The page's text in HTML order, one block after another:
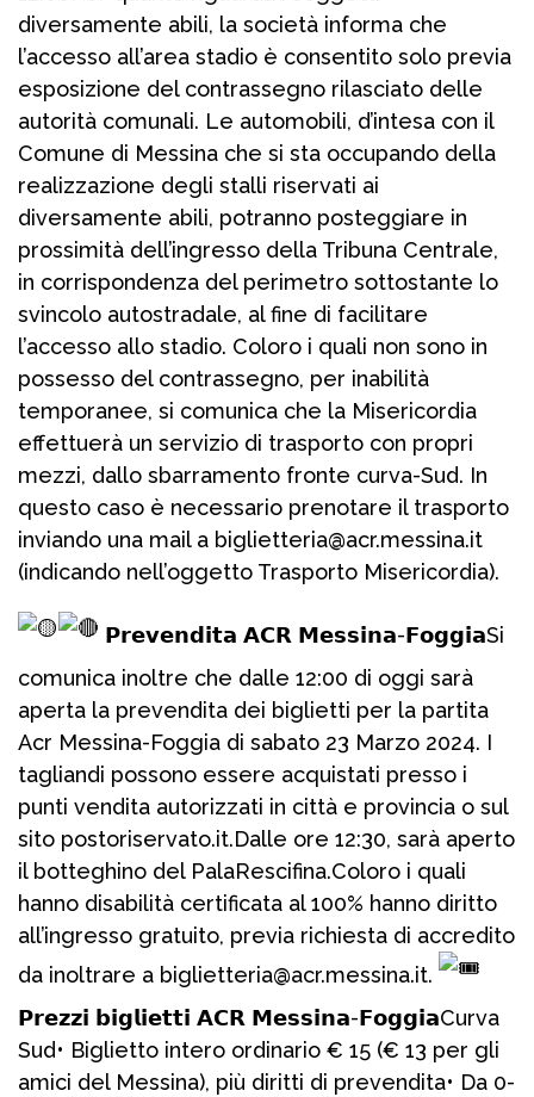
diversamente abili, la società informa che
l’accesso all’area stadio è consentito solo previa
esposizione del contrassegno rilasciato delle
autorità comunali. Le automobili, d’intesa con il
Comune di Messina che si sta occupando della
realizzazione degli stalli riservati ai
diversamente abili, potranno posteggiare in
prossimità dell’ingresso della Tribuna Centrale,
in corrispondenza del perimetro sottostante lo
svincolo autostradale, al fine di facilitare
l’accesso allo stadio. Coloro i quali non sono in
possesso del contrassegno, per inabilità
temporanee, si comunica che la Misericordia
effettuerà un servizio di trasporto con propri
mezzi, dallo sbarramento fronte curva-Sud. In
questo caso è necessario prenotare il trasporto
inviando una mail a biglietteria@acr.messina.it
(indicando nell’oggetto Trasporto Misericordia).
𝗣𝗿𝗲𝘃𝗲𝗻𝗱𝗶𝘁𝗮 𝗔𝗖𝗥 𝗠𝗲𝘀𝘀𝗶𝗻𝗮-𝗙𝗼𝗴𝗴𝗶𝗮Si
comunica inoltre che dalle 12:00 di oggi sarà
aperta la prevendita dei biglietti per la partita
Acr Messina-Foggia di sabato 23 Marzo 2024. I
tagliandi possono essere acquistati presso i
punti vendita autorizzati in città e provincia o sul
sito postoriservato.it.Dalle ore 12:30, sarà aperto
il botteghino del PalaRescifina.Coloro i quali
hanno disabilità certificata al 100% hanno diritto
all’ingresso gratuito, previa richiesta di accredito
da inoltrare a biglietteria@acr.messina.it.
𝗣𝗿𝗲𝘇𝘇𝗶 𝗯𝗶𝗴𝗹𝗶𝗲𝘁𝘁𝗶 𝗔𝗖𝗥 𝗠𝗲𝘀𝘀𝗶𝗻𝗮-𝗙𝗼𝗴𝗴𝗶𝗮Curva
Sud• Biglietto intero ordinario € 15 (€ 13 per gli
amici del Messina), più diritti di prevendita• Da 0-